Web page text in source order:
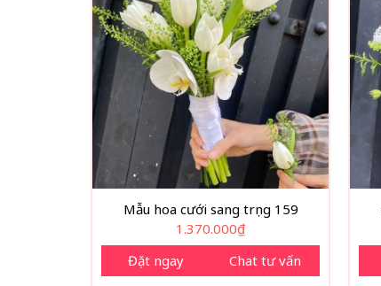
Mẫu hoa cưới sang trọng 159
1.370.000₫
Đặt ngay
Chat tư vấn